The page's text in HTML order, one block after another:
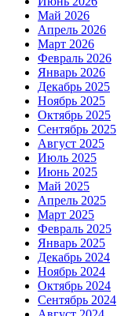
Май 2026
Апрель 2026
Март 2026
Февраль 2026
Январь 2026
Декабрь 2025
Ноябрь 2025
Октябрь 2025
Сентябрь 2025
Август 2025
Июль 2025
Июнь 2025
Май 2025
Апрель 2025
Март 2025
Февраль 2025
Январь 2025
Декабрь 2024
Ноябрь 2024
Октябрь 2024
Сентябрь 2024